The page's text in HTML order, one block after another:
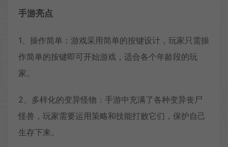
手游亮点
1、操作简单：游戏采用简单的按键设计，玩家只需操
作简单的按键即可开始游戏，适合各个年龄段的玩
家。
2、多样化的变异怪物：手游中充满了各种变异丧尸
怪兽，玩家需要运用策略和技能打败它们，保护自己
生存下来。